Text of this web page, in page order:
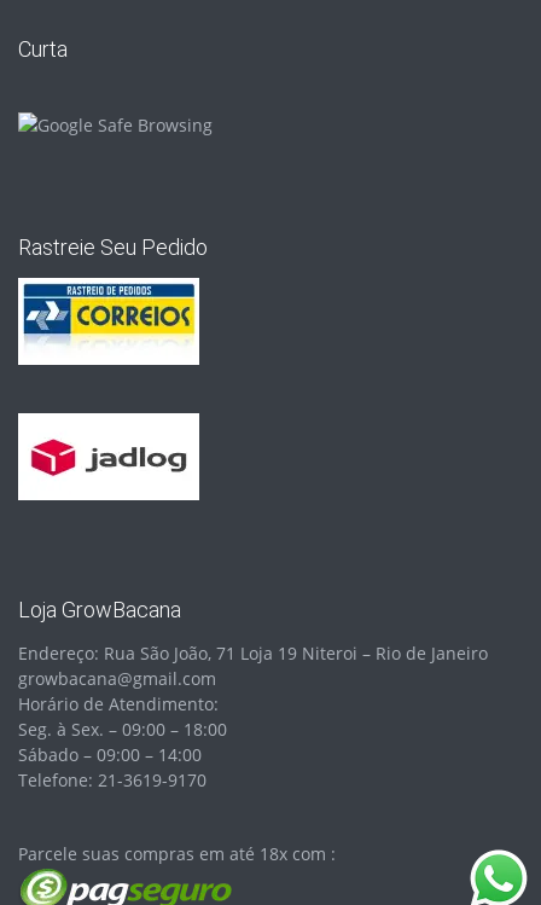
Curta
Rastreie Seu Pedido
Loja GrowBacana
Endereço: Rua São João, 71 Loja 19 Niteroi – Rio de Janeiro
growbacana@gmail.com
Horário de Atendimento:
Seg. à Sex. – 09:00 – 18:00
Sábado – 09:00 – 14:00
Telefone: 21-3619-9170
Parcele suas compras em até 18x com :